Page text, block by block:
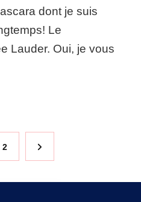
dont je suis
Le
Lauder. Oui, je vous
Page
2